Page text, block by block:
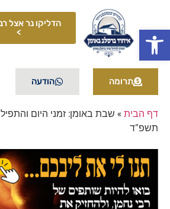
פתח סרגל נגישות
הדליקו נר אצל
>
תרומה הודעה
דף הבית» שבת באומן: זמני היום
תשפ"ד